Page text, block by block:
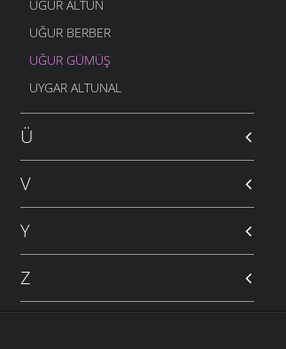
UĞUR ALTUN
UĞUR BERBER
UĞUR GÜMÜŞ
UYGAR ALTUNAL
Ü
V
Y
Z